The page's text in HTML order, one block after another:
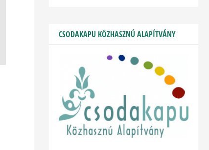
CSODAKAPU KÖZHASZNÚ ALAPÍTVÁNY